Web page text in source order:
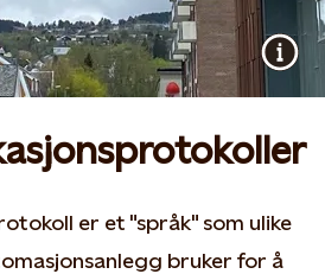
er et "språk" som ulike
bruker for å